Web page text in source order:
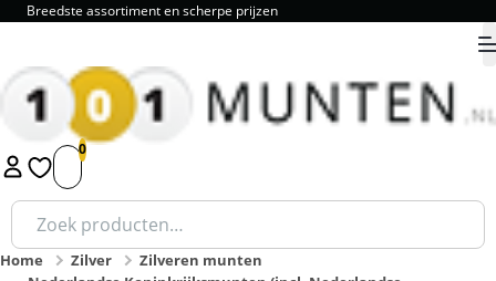
Breedste assortiment en scherpe prijzen
1 2 3 4 5 9.8
Zoeken
naar:
Home Zilver
Zilveren munten